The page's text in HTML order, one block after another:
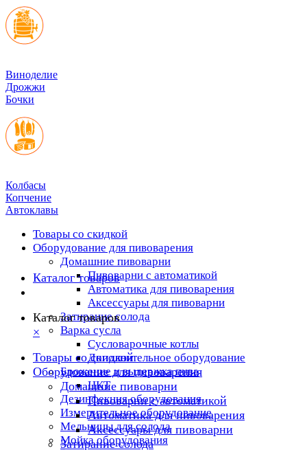
Виноделие
Дрожжи
Бочки
Колбасы
Копчение
Автоклавы
Товары со скидкой
Оборудование для пивоварения
Домашние пивоварни
Пивоварни с автоматикой
Автоматика для пивоварения
Аксессуары для пивоварни
Затирание солода
Варка сусла
Cусловарочные котлы
Дополнительное оборудование
Брожение и выдержка пива
ЦКТ
Дезинфекция оборудования
Измерительное оборудование
Мельницы для солода
Мойка оборудования
Каталог товаров
Каталог товаров
×
Товары со скидкой
Оборудование для пивоварения
Домашние пивоварни
Пивоварни с автоматикой
Автоматика для пивоварения
Аксессуары для пивоварни
Затирание солода